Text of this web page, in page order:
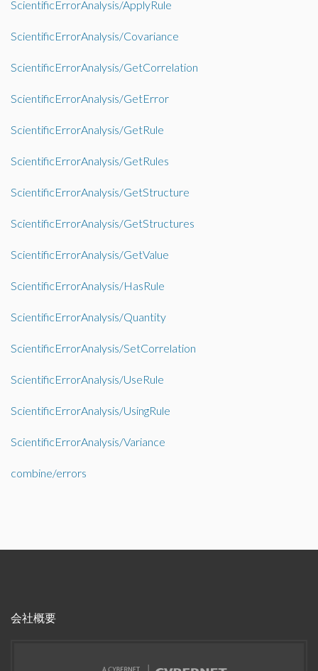
ScientificErrorAnalysis/ApplyRule
ScientificErrorAnalysis/Covariance
ScientificErrorAnalysis/GetCorrelation
ScientificErrorAnalysis/GetError
ScientificErrorAnalysis/GetRule
ScientificErrorAnalysis/GetRules
ScientificErrorAnalysis/GetStructure
ScientificErrorAnalysis/GetStructures
ScientificErrorAnalysis/GetValue
ScientificErrorAnalysis/HasRule
ScientificErrorAnalysis/Quantity
ScientificErrorAnalysis/SetCorrelation
ScientificErrorAnalysis/UseRule
ScientificErrorAnalysis/UsingRule
ScientificErrorAnalysis/Variance
combine/errors
会社概要